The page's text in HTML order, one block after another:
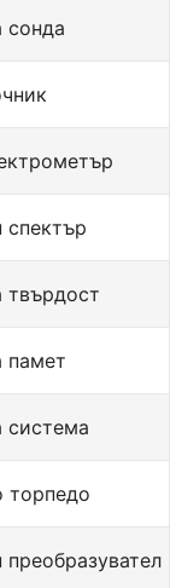
сонда
спектър
твърдост
памет
система
торпедо
преобразувател